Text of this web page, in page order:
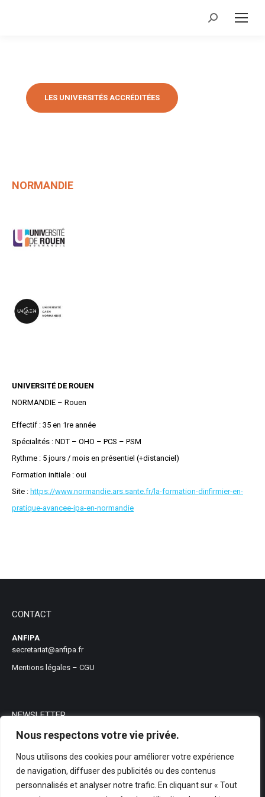
Nous respectons votre vie privée.
Nous utilisons des cookies pour améliorer votre expérience
de navigation, diffuser des publicités ou des contenus
personnalisés et analyser notre trafic. En cliquant sur « Tout
Recherche
LES UNIVERSITÉS ACCRÉDITÉES
NORMANDIE
UNIVERSITÉ DE ROUEN
NORMANDIE – Rouen
Effectif : 35 en 1re année
Spécialités : NDT – OHO – PCS – PSM
Rythme : 5 jours / mois en présentiel (+distanciel)
Formation initiale : oui
Site : https://www.normandie.ars.sante.fr/la-formation-dinfirmier-en-
pratique-avancee-ipa-en-normandie
CONTACT
ANFIPA
secretariat@anfipa.fr
Mentions légales – CGU
NEWSLETTER